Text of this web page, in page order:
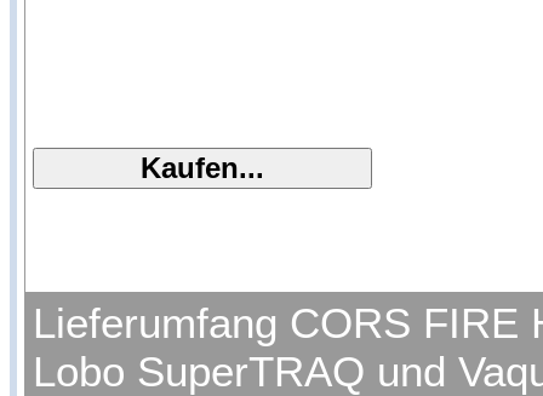
Lieferumfang CORS FIRE
Lobo SuperTRAQ und